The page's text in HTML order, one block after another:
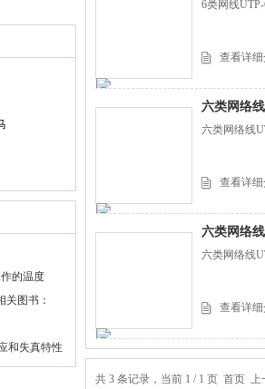
的温度
关图书：
和失真特性
6类网线
查看详
六类网络
六类网络线
查看详
六类网络
六类网络线
查看详
共 3 条记录，当前 1 / 1 页 首页